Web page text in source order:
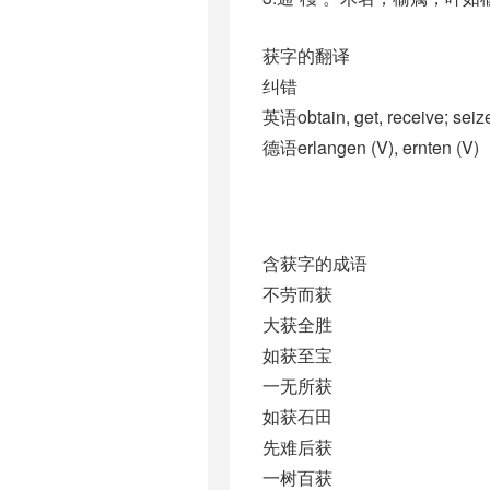
获字的翻译
纠错
英语obtain, get, receive;
德语erlangen (V)​, ernten (V)
含获字的成语
不劳而获
大获全胜
如获至宝
一无所获
如获石田
先难后获
一树百获